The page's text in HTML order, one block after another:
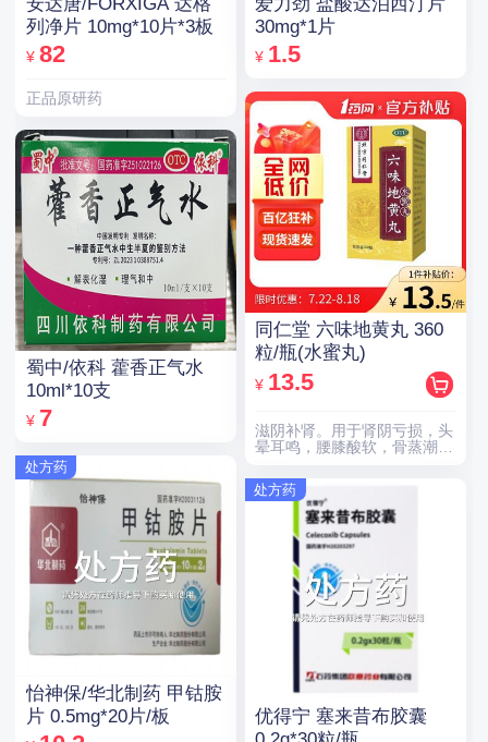
列净片 10mg*10片*3板
¥ 82
正品原研药
蜀中/依科 藿香正气水
10ml*10支
¥ 7
处方药
怡神保/华北制药 甲钴胺
片 0.5mg*20片/板
30mg*1片
¥ 1.5
同仁堂 六味地黄丸 360
粒/瓶(水蜜丸)
¥ 13.5
滋阴补肾。用于肾阴亏损，头
晕耳鸣，腰膝酸软，骨蒸潮
处方药
优得宁 塞来昔布胶囊